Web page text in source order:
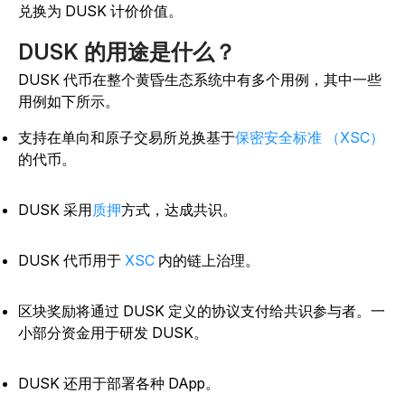
兑换为 DUSK 计价价值。
DUSK 的用途是什么？
DUSK 代币在整个黄昏生态系统中有多个用例，其中一些
用例如下所示。
支持在单向和原子交易所兑换基于保密安全标准 （XSC）
的代币。
DUSK 采用质押方式，达成共识。
DUSK 代币用于 XSC 内的链上治理。
区块奖励将通过 DUSK 定义的协议支付给共识参与者。一
小部分资金用于研发 DUSK。
DUSK 还用于部署各种 DApp。